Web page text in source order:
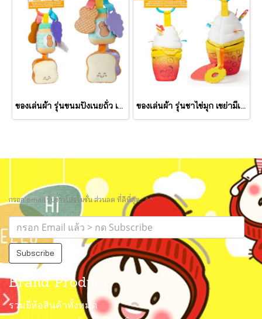
ของเล่นผ้า รุ่นขนมปังเนยถั่ว เขย่ามีเสียง PB&J Take Along Toy รุ่น 30742 ยี่ห้อ Melissa & Doug ของเล่นผ้า รุ่นชาไข่มุก เขย่ามีเสียง Bubble Tea Take Along Toy รุ่น 30744 ยี่ห้อ Melissa & Doug
กรอก email รับข่าวโปรโมชั่น ส่วนลด ที่ดีที่สุด.. ^^
Subscribe
Brand Product
รวมยี่ห้อสินค้าทั้งหมด